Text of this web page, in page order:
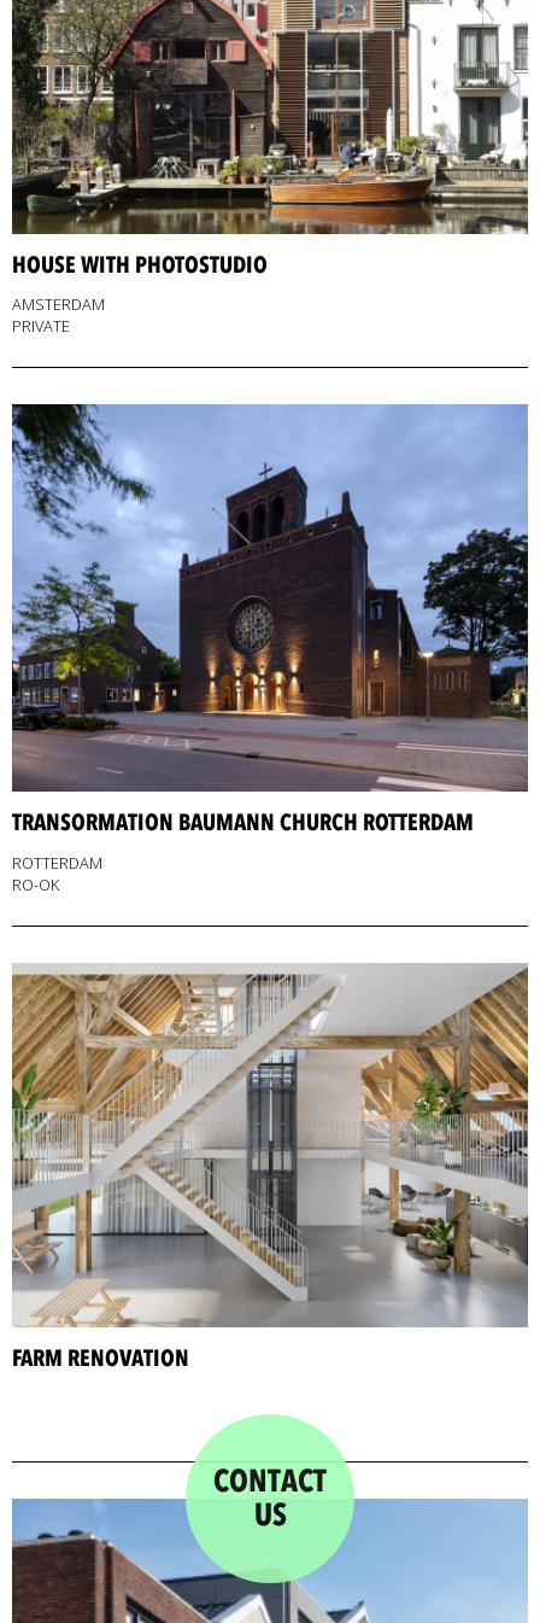
HOUSE WITH PHOTOSTUDIO
AMSTERDAM
PRIVATE
TRANSORMATION BAUMANN CHURCH ROTTERDAM
ROTTERDAM
RO-OK
FARM RENOVATION
CONTACT
US